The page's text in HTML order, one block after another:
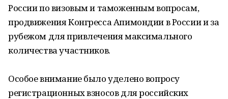
России по визовым и таможенным вопросам,
продвижения Конгресса Апимондии в России и за
рубежом для привлечения максимального
количества участников.
Особое внимание было уделено вопросу
регистрационных взносов для российских